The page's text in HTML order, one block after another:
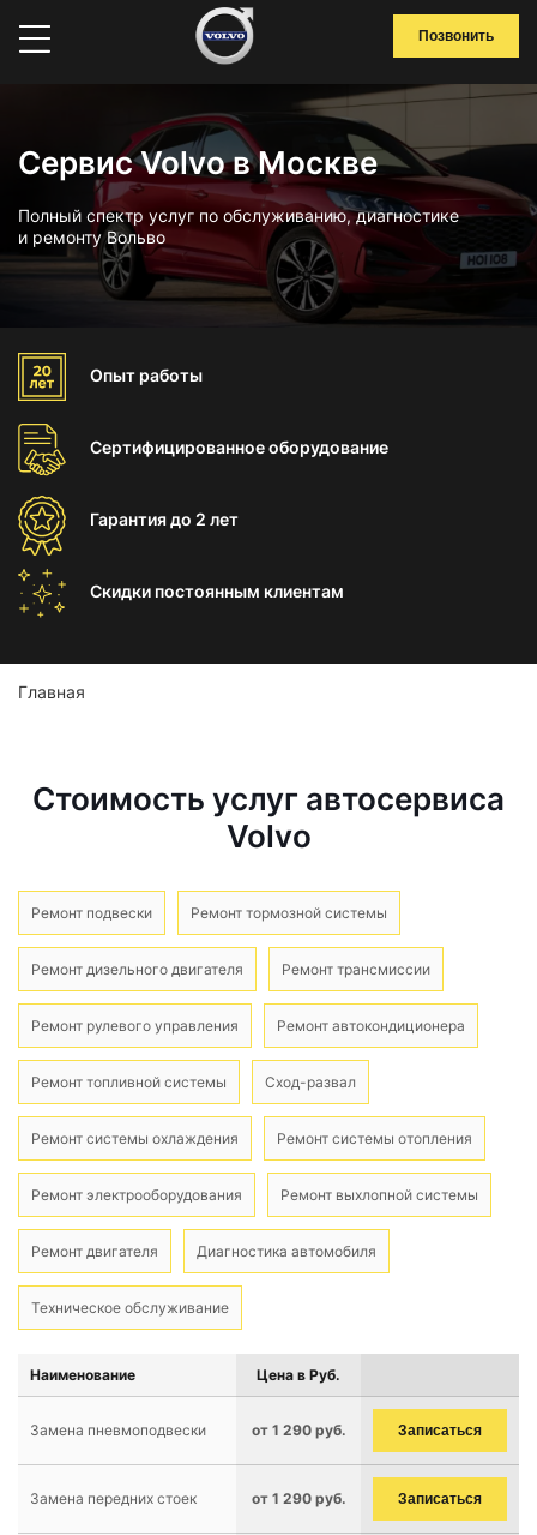
Позвонить
Сервис Volvo в Москве
Полный спектр услуг по обслуживанию, диагностике
и ремонту Вольво
Опыт работы
Сертифицированноеоборудование
Гарантиядо 2 лет
Скидки постоянным клиентам
Главная
Стоимость услуг автосервиса
Volvo
Ремонт подвески Ремонт тормозной системы
Ремонт дизельного двигателя Ремонт трансмиссии
Ремонт рулевого управления Ремонт автокондиционера
Ремонт топливной системы Сход-развал
Ремонт системы охлаждения Ремонт системы отопления
Ремонт электрооборудования Ремонт выхлопной системы
Ремонт двигателя Диагностика автомобиля
Техническое обслуживание
Наименование Цена в Руб.
Замена пневмоподвески от 1 290 руб. Записаться
Замена передних стоек от 1 290 руб. Записаться